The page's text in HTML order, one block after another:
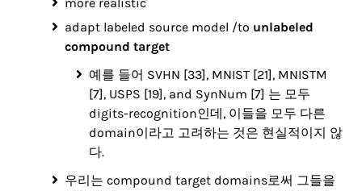
adapt labeled source model /to unlabeled
compound target
예를 들어 SVHN [33], MNIST [21], MNISTM
[7], USPS [19], and SynNum [7] 는 모두
digits-recognition인데, 이들을 모두 다른
domain이라고 고려하는 것은 현실적이지 않
다.
우리는 compound target domains로써 그들을